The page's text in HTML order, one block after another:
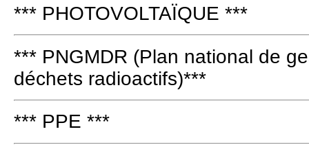
*** PHOTOVOLTAÏQUE ***
*** PNGMDR (Plan national de
déchets radioactifs)***
*** PPE ***